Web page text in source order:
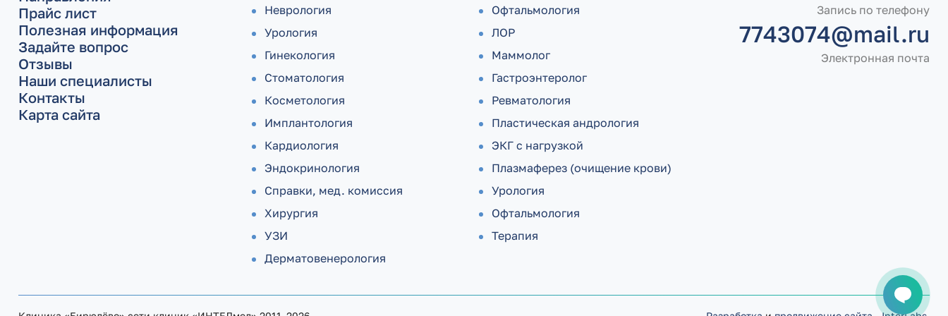
Прайс лист
Полезная информация
Задайте вопрос
Отзывы
Наши специалисты
Контакты
Карта сайта
Неврология
Урология
Гинекология
Стоматология
Косметология
Имплантология
Кардиология
Эндокринология
Справки, мед. комиссия
Хирургия
УЗИ
Дермато­венерология
Офтальмология
ЛОР
Маммолог
Гастроэнтеролог
Ревматология
Пластическая андрология
ЭКГ с нагрузкой
Плазмаферез (очищение крови)
Урология
Офтальмология
Терапия
Запись по телефону
7743074@mail.ru
Электронная почта